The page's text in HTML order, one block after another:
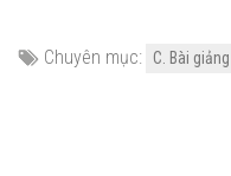
Chuyên mục: C. Bài giảng